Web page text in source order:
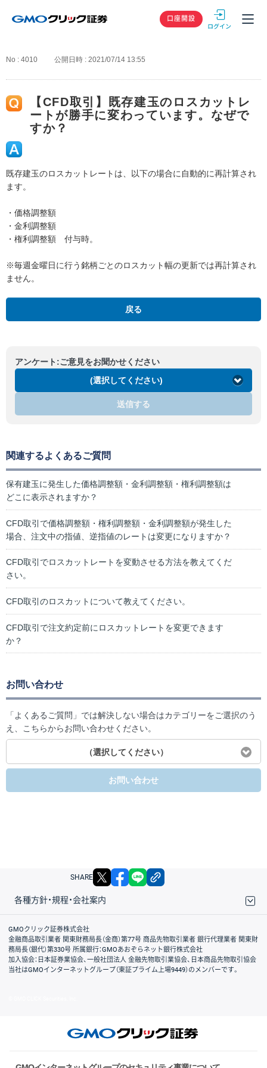
GMOクリック
口座開設
No : 4010 公開日時 : 2021/07/14 13:55
【CFD取引】既存建玉のロスカットレ
ートが勝手に変わっています。なぜで
すか？
既存建玉のロスカットレートは、以下の場合に自動的に再計算され
ます。
・価格調整額
・金利調整額
・権利調整額 付与時。
※毎週金曜日に行う銘柄ごとのロスカット幅の更新では再計算され
ません。
戻る
アンケート:ご意見をお聞かせください
(選択してください)
送信する
関連するよくあるご質問
保有建玉に発生した価格調整額・金利調整額・権利調整額は
どこに表示されますか？
CFD取引で価格調整額・権利調整額・金利調整額が発生した
場合、注文中の指値、逆指値のレートは変更になりますか？
CFD取引でロスカットレートを変動させる方法を教えてくだ
さい。
CFD取引のロスカットについて教えてください。
CFD取引で注文約定前にロスカットレートを変更できます
か？
お問い合わせ
「よくあるご質問」では解決しない場合はカテゴリーをご選択のう
え、こちらからお問い合わせください。
（選択してください）
お問い合わせ
SHARE X facebook
各種方針・規程・会社案内
取引規程・約款
サイトマップ
その他のご案内
個人情報保護方針
最良執行方針
サイトのご利用について
ディスクレイマー
信託保全
リスク説明
会社案内
GMOクリック証券株式会社
金融商品取引業者 関東財務局長（金商）第77号 商品先物取引業者 銀行代理業者 関東財
務局長（銀代）第330号 所属銀行：GMOあおぞらネット銀行株式会社
加入協会：日本証券業協会、一般社団法人 金融先物取引業協会、日本商品先物取引協会
当社はGMOインターネットグループ（東証プライム上場9449）のメンバーです。